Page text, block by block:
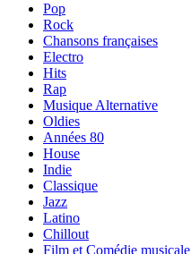
Pop
Rock
Chansons françaises
Electro
Hits
Rap
Musique Alternative
Oldies
Années 80
House
Indie
Classique
Jazz
Latino
Chillout
Film et Comédie musicale